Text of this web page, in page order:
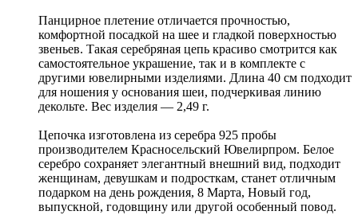
Панцирное плетение отличается прочностью,
комфортной посадкой на шее и гладкой поверхностью
звеньев. Такая серебряная цепь красиво смотрится как
самостоятельное украшение, так и в комплекте с
другими ювелирными изделиями. Длина 40 см подходит
для ношения у основания шеи, подчеркивая линию
декольте. Вес изделия — 2,49 г.
Цепочка изготовлена из серебра 925 пробы
производителем Красносельский Ювелирпром. Белое
серебро сохраняет элегантный внешний вид, подходит
женщинам, девушкам и подросткам, станет отличным
подарком на день рождения, 8 Марта, Новый год,
выпускной, годовщину или другой особенный повод.